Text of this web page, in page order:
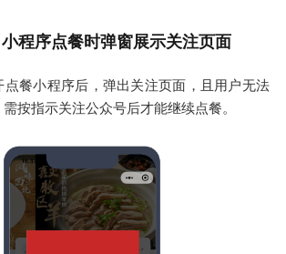
程序点餐时弹窗展示关注页面
点餐小程序后，弹出关注页面，且用户无法
按指示关注公众号后才能继续点餐。